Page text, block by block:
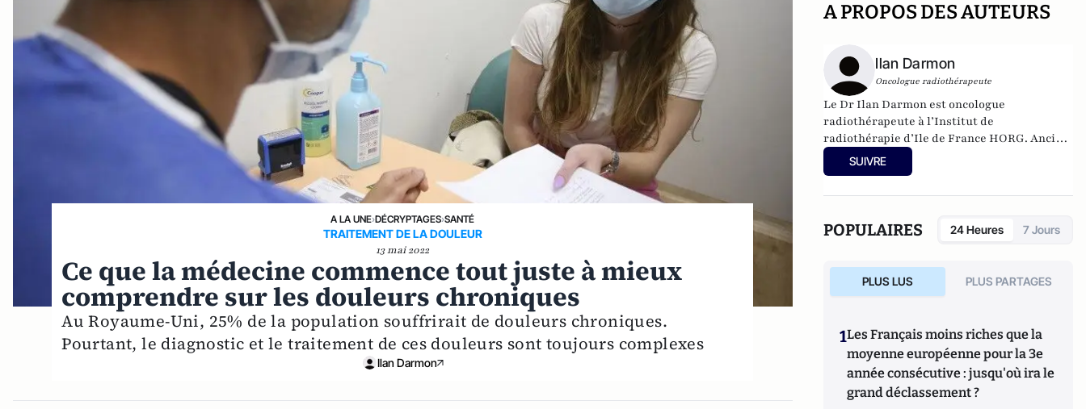
A LA UNE›DÉCRYPTAGES›SANTÉ
TRAITEMENT DE LA DOULEUR
13 mai 2022
Ce que la médecine commence tout juste à mieux
comprendre sur les douleurs chroniques
Au Royaume-Uni, 25% de la population souffrirait de douleurs chroniques.
Pourtant, le diagnostic et le traitement de ces douleurs sont toujours complexes
Ilan Darmon
A PROPOS DES AUTEURS
Ilan Darmon
Oncologue radiothérapeute
Le Dr Ilan Darmon est oncologue
radiothérapeute àl’Institut de
radiothérapie d’Ile de France HORG. Ancien
Praticien Assistant des Centres de Lutte
Contre le Cancer à L’Institut Curie, Membre
GFRU Groupe Francophone de
Radiothérapie en Urologie et du GETUG
UroGénitales) et Président du CORP (Club
des Onco-Radiothérapeutes Parisiens).
SUIVRE
POPULAIRES 24 Heures 7 Jours
PLUS LUS PLUS PARTAGES
1Les Français moins riches que la
moyenne européenne pour la 3e
année consécutive : jusqu'où ira le
grand déclassement ?